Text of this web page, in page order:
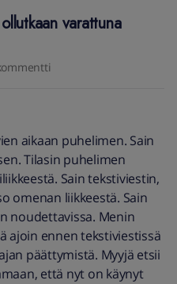
varattuna
aikaan puhelimen. Sain
Tilasin puhelimen
Sain tekstiviestin,
omenan liikkeestä. Sain
noudettavissa. Menin
ajoin ennen tekstiviestissä
päättymistä. Myyjä etsii
että nyt on käynyt